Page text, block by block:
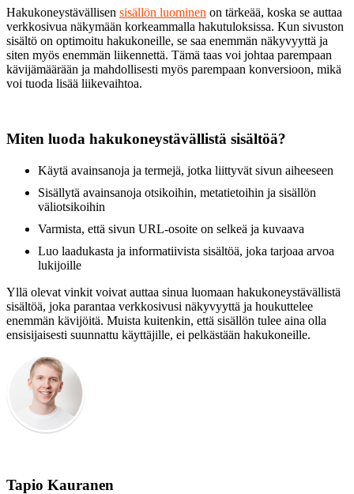
Hakukoneystävällisen sisällön luominen on tärkeää, koska se auttaa
verkkosivua näkymään korkeammalla hakutuloksissa. Kun sivuston
sisältö on optimoitu hakukoneille, se saa enemmän näkyvyyttä ja
siten myös enemmän liikennettä. Tämä taas voi johtaa parempaan
kävijämäärään ja mahdollisesti myös parempaan konversioon, mikä
voi tuoda lisää liikevaihtoa.
Miten luoda hakukoneystävällistä sisältöä?
Käytä avainsanoja ja termejä, jotka liittyvät sivun aiheeseen
Sisällytä avainsanoja otsikoihin, metatietoihin ja sisällön
väliotsikoihin
Varmista, että sivun URL-osoite on selkeä ja kuvaava
Luo laadukasta ja informatiivista sisältöä, joka tarjoaa arvoa
lukijoille
Yllä olevat vinkit voivat auttaa sinua luomaan hakukoneystävällistä
sisältöä, joka parantaa verkkosivusi näkyvyyttä ja houkuttelee
enemmän kävijöitä. Muista kuitenkin, että sisällön tulee aina olla
ensisijaisesti suunnattu käyttäjille, ei pelkästään hakukoneille.
Tapio Kauranen